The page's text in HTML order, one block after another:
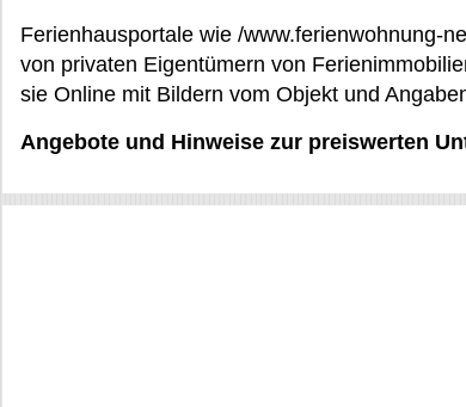
Ferienhausportale wie /www.ferienwohnung-
von privaten Eigentümern von
sie Online mit Bildern vom Objekt und
Angebote und Hinweise zur preiswerten